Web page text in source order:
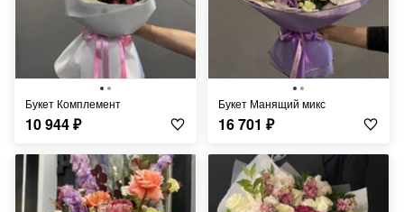
Букет Комплемент
10 944₽
Букет Манящий микс
16 701 ₽